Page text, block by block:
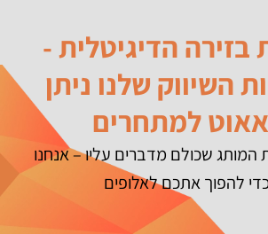
בזירה הדיגיטלית -
השיווק שלנו ניתן
למתחרים
המותג שכולם מדברים עליו – אנחנו
להפוך אתכם לאלופים